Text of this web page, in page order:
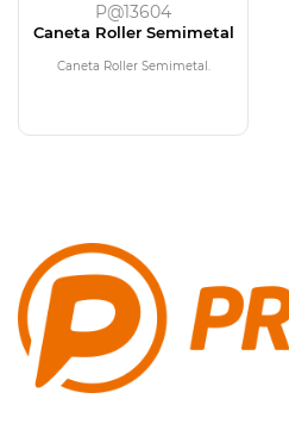
P@13604
Caneta Roller Semimetal
Caneta Roller Semimetal.